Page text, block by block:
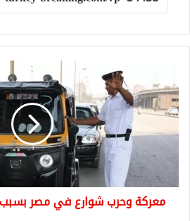
وحرب
شوارع
في
بسبب
“توك
(فيديو)
معركة وحرب شوارع في مصر